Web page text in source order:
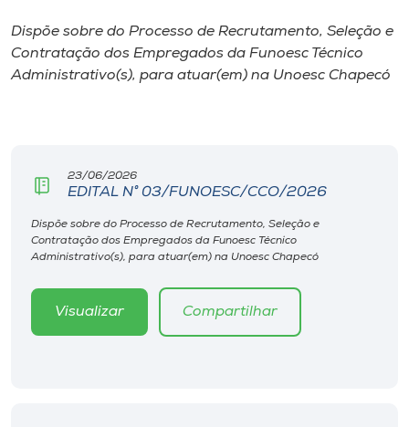
Diplomados
Editora
Rádio
Dispõe sobre do Processo de Recrutamento, Seleção e
Contratação dos Empregados da Funoesc Técnico
Administrativo(s), para atuar(em) na Unoesc Chapecó
23/06/2026
EDITAL N° 03/FUNOESC/CCO/2026
Dispõe sobre do Processo de Recrutamento, Seleção e
Contratação dos Empregados da Funoesc Técnico
Administrativo(s), para atuar(em) na Unoesc Chapecó
Visualizar Compartilhar